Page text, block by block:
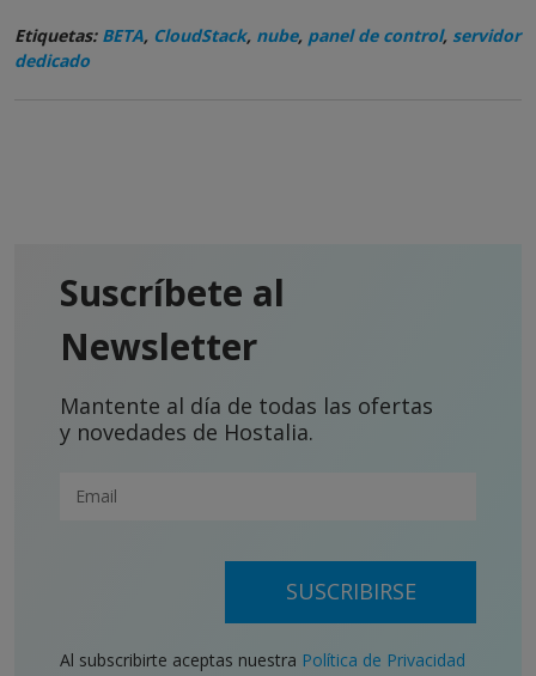
Etiquetas: BETA, CloudStack, nube, panel de control, servidor
dedicado
Suscríbete al
Newsletter
Mantente al día de todas las ofertas
y novedades de Hostalia.
SUSCRIBIRSE
Al subscribirte aceptas nuestra Política de Privacidad